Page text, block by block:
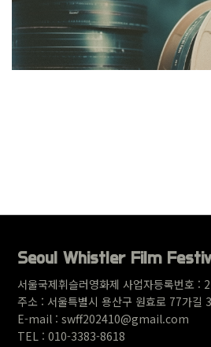
Seoul Whistler Film
서울국제휘슬러영화제 사업자등록번호 :
주소 : 서울특별시 용산구 원효로 77가길
E-mail : swff202410@gmail.com
TEL : 010-3383-8618